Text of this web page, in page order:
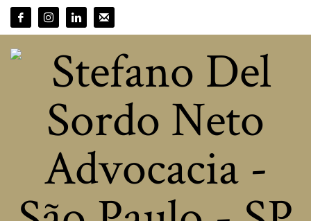
CÓDIGO DE CONDUTA E ÉTICA